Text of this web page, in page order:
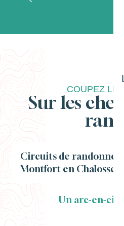
Le bon saut :Trou de
COUPEZ LE
Sur les
Circuits de
Montfort en Chalosse
Un arc-en-ciel